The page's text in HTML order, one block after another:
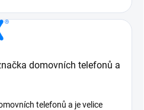
domovních telefonů a
telefonů a je velice